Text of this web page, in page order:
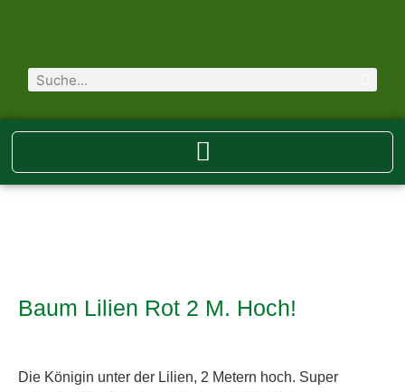
Baum Lilien Rot 2 M. Hoch!
Die Königin unter der Lilien, 2 Metern hoch. Super